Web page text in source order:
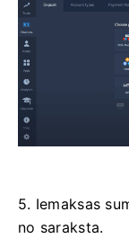
5. Iemaksas
no saraksta.